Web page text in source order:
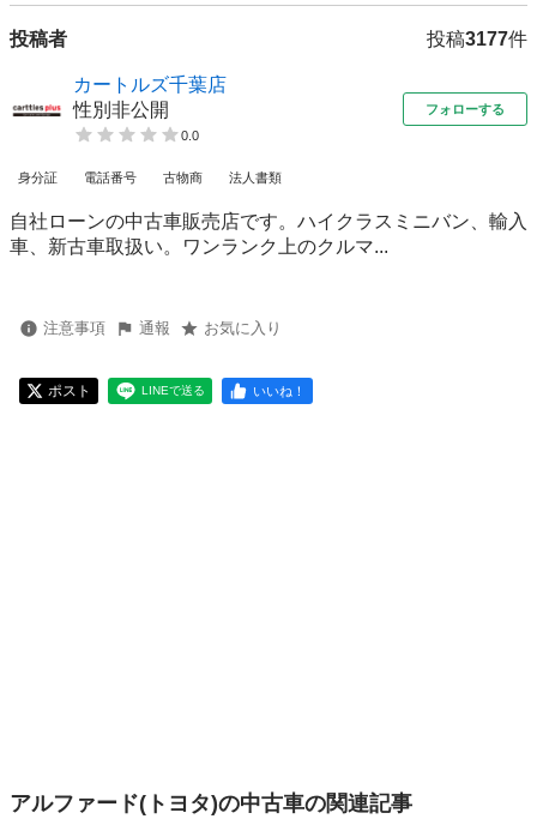
投稿者 投稿3177件
カートルズ千葉店
性別非公開
0.0
フォローする
身分証 電話番号 古物商 法人書類
自社ローンの中古車販売店です。ハイクラスミニバン、輸入
車、新古車取扱い。ワンランク上のクルマ...
注意事項 通報 お気に入り
ポスト LINEで送る いいね！
アルファード(トヨタ)の中古車の関連記事